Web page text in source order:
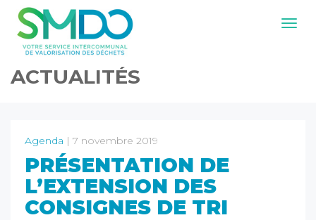
ACTUALITÉS
Agenda | 7 novembre 2019
PRÉSENTATION DE
L’EXTENSION DES
CONSIGNES DE TRI